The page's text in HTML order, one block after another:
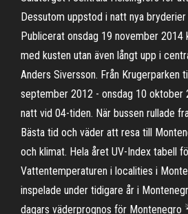
Dessutom uppstod i natt nya
Publicerat onsdag 19 november 2014
med kusten utan även långt upp i
Anders Siversson. Från Krugerparken
september 2012 - onsdag 10 oktober
natt vid 04-tiden. När bussen rullade
Bästa tid och väder att resa till
och klimat. Hela året UV-Index tabell
Vattentemperaturen i localities i
inspelade under tidigare år i
dagars väderprognos för Montenegro